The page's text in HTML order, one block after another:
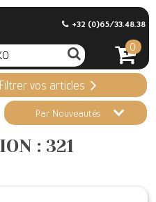
+32 (0)65/33.48.38
0
vos articles
Par Nouveautés
: 321